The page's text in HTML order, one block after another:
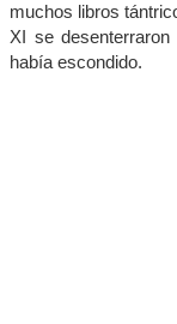
muchos libros
XI se
había escondido.